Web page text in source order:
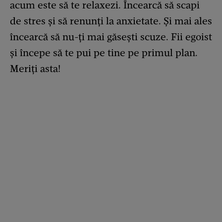
acum este să te relaxezi. Încearcă să scapi
de stres și să renunți la anxietate. Și mai ales
încearcă să nu-ți mai găsești scuze. Fii egoist
și începe să te pui pe tine pe primul plan.
Meriți asta!